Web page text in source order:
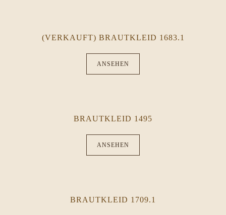
(VERKAUFT) BRAUTKLEID 1683.1
ANSEHEN
BRAUTKLEID 1495
ANSEHEN
BRAUTKLEID 1709.1